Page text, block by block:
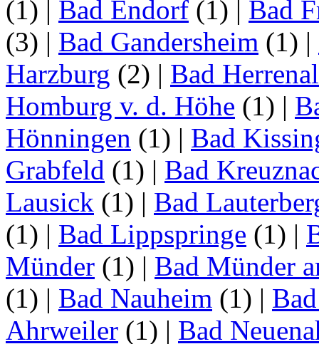
(1) | Bad Endorf (1) | Bad
(3) | Bad Gandersheim (1) |
Harzburg (2) | Bad
Homburg v. d. Höhe (1) |
Hönningen (1) | Bad
Grabfeld (1) | Bad
Lausick (1) | Bad
(1) | Bad Lippspringe (1) |
Münder (1) | Bad Münder
(1) | Bad Nauheim (1) |
Ahrweiler (1) | Bad